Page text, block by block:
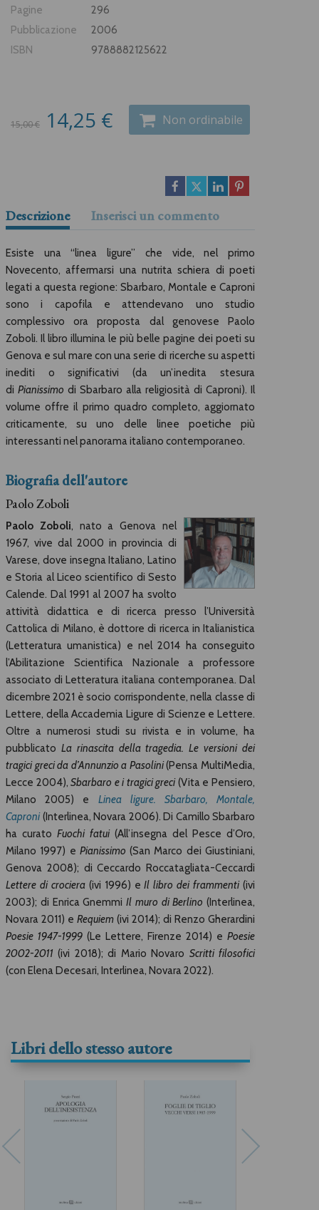
Pagine
296
Pubblicazione
2006
ISBN
9788882125622
15,00 € 14,25 € Non ordinabile
Descrizione Inserisci un commento
Esiste una “linea ligure” che vide, nel primo
Novecento, affermarsi una nutrita schiera di poeti
legati a questa regione: Sbarbaro, Montale e Caproni
sono i capofila e attendevano uno studio
complessivo ora proposta dal genovese Paolo
Zoboli. Il libro illumina le più belle pagine dei poeti su
Genova e sul mare con una serie di ricerche su aspetti
inediti o significativi (da un’inedita stesura
di Pianissimo di Sbarbaro alla religiosità di Caproni). Il
volume offre il primo quadro completo, aggiornato
criticamente, su uno delle linee poetiche più
interessanti nel panorama italiano contemporaneo.
Biografia dell'autore
Paolo Zoboli
Paolo Zoboli, nato a Genova nel
1967, vive dal 2000 in provincia di
Varese, dove insegna Italiano, Latino
e Storia al Liceo scientifico di Sesto
Calende. Dal 1991 al 2007 ha svolto
attività didattica e di ricerca presso l’Università
Cattolica di Milano, è dottore di ricerca in Italianistica
(Letteratura umanistica) e nel 2014 ha conseguito
l’Abilitazione Scientifica Nazionale a professore
associato di Letteratura italiana contemporanea. Dal
dicembre 2021 è socio corrispondente, nella classe di
Lettere, della Accademia Ligure di Scienze e Lettere.
Oltre a numerosi studi su rivista e in volume, ha
pubblicato La rinascita della tragedia. Le versioni dei
tragici greci da d’Annunzio a Pasolini(Pensa MultiMedia,
Lecce 2004),Sbarbaro e i tragici greci(Vita e Pensiero,
Milano 2005) e Linea ligure. Sbarbaro, Montale,
Caproni(Interlinea, Novara 2006). Di Camillo Sbarbaro
ha curato Fuochi fatui(All’insegna del Pesce d’Oro,
Milano 1997) e Pianissimo (San Marco dei Giustiniani,
Genova 2008); di Ceccardo Roccatagliata-Ceccardi
Lettere di crociera(ivi 1996) eIl libro dei frammenti(ivi
2003); di Enrica Gnemmi Il muro di Berlino (Interlinea,
Novara 2011) e Requiem (ivi 2014); di Renzo Gherardini
Poesie 1947-1999 (Le Lettere, Firenze 2014) e Poesie
2002-2011 (ivi 2018); di Mario Novaro Scritti filosofici
(con Elena Decesari, Interlinea, Novara 2022).
Libri dello stesso autore